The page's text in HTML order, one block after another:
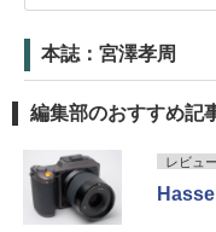
本誌：宮澤孝周
編集部のおすすめ記
レビュ